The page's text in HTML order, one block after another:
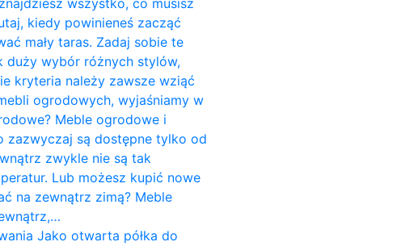
wszystko, co musisz
kiedy powinieneś zacząć
mały taras. Zadaj sobie te
duży wybór różnych stylów,
kryteria należy zawsze wziąć
ogrodowych, wyjaśniamy w
Meble ogrodowe i
zazwyczaj są dostępne tylko od
zwykle nie są tak
Lub możesz kupić nowe
na zewnątrz zimą? Meble
Jako otwarta półka do